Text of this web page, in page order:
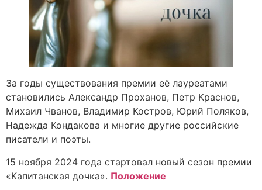
За годы существования премии её лауреатами
становились Александр Проханов, Петр Краснов,
Михаил Чванов, Владимир Костров, Юрий Поляков,
Надежда Кондакова и многие другие российские
писатели и поэты.
15 ноября 2024 года стартовал новый сезон премии
«Капитанская дочка». Положение